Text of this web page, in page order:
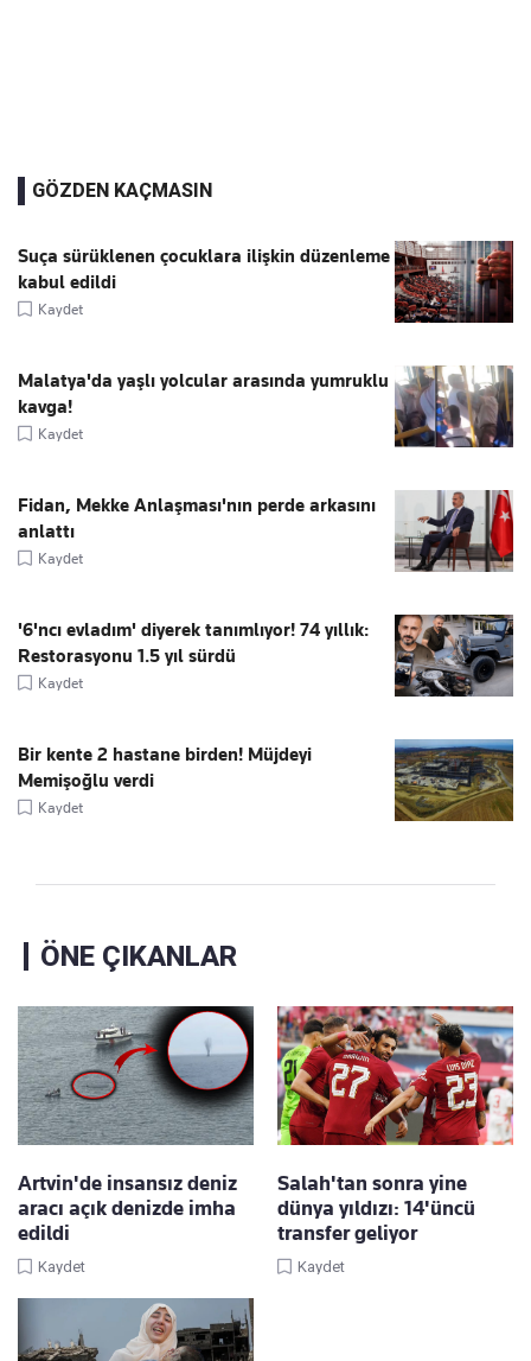
GÖZDEN KAÇMASIN
Suça sürüklenen çocuklara ilişkin düzenleme
kabul edildi
Kaydet
Malatya'da yaşlı yolcular arasında yumruklu
kavga!
Kaydet
Fidan, Mekke Anlaşması'nın perde arkasını
anlattı
Kaydet
'6'ncı evladım' diyerek tanımlıyor! 74 yıllık:
Restorasyonu 1.5 yıl sürdü
Kaydet
Bir kente 2 hastane birden! Müjdeyi
Memişoğlu verdi
Kaydet
ÖNE ÇIKANLAR
Artvin'de insansız deniz
aracı açık denizde imha
edildi
Kaydet
Salah'tan sonra yine
dünya yıldızı: 14'üncü
transfer geliyor
Kaydet